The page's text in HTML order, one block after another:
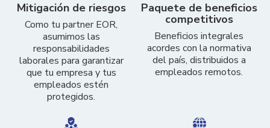
Mitigación de riesgos
Como tu partner EOR,
asumimos las
responsabilidades
laborales para garantizar
que tu empresa y tus
empleados estén
protegidos.
Paquete de beneficios
competitivos
Beneficios integrales
acordes con la normativa
del país, distribuidos a
empleados remotos.